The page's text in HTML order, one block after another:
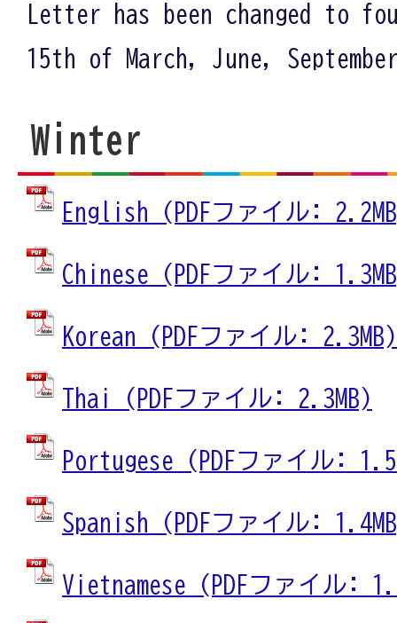
Letter has been changed to
15th of March, June,
Winter
English (PDFファイル:
Chinese (PDFファイル:
Korean (PDFファイル: 2.3MB)
Thai (PDFファイル: 2.3MB)
Portugese (PDFファイル:
Spanish (PDFファイル:
Vietnamese (PDFファイル: